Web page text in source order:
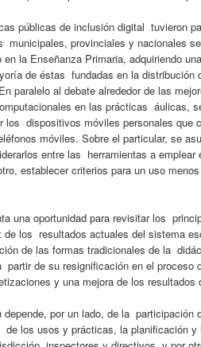
públicas de inclusión digital tuvieron
municipales, provinciales y nacionales
la Enseñanza Primaria, adquiriendo
de éstas fundadas en la distribución
paralelo al debate alrededor de las
en las prácticas áulicas,
los dispositivos móviles personales que
móviles. Sobre el particular, se
entre las herramientas a emplear
establecer criterios para un uso
una oportunidad para revisitar los
los resultados actuales del sistema
de las formas tradicionales de la
de su resignificación en el proceso
y una mejora de los resultados
por un lado, de la participación
los usos y prácticas, la planificación y